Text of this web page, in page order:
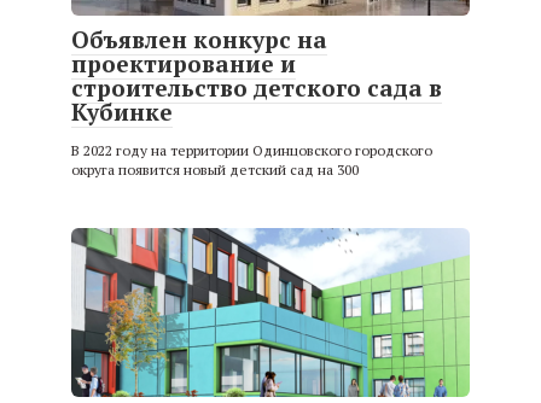
Объявлен конкурс на
проектирование и
строительство детского сада в
Кубинке
В 2022 году на территории Одинцовского городского
округа появится новый детский сад на 300